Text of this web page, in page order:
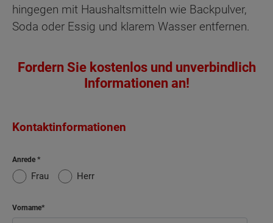
hingegen mit Haushaltsmitteln wie Backpulver,
Soda oder Essig und klarem Wasser entfernen.
Fordern Sie kostenlos und unverbindlich
Informationen an!
Kontaktinformationen
Anrede
Frau Herr
Vorname